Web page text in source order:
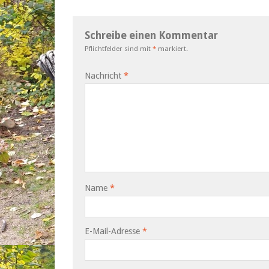
Schreibe einen Kommentar
Pflichtfelder sind mit * markiert.
Nachricht *
Name *
E-Mail-Adresse *